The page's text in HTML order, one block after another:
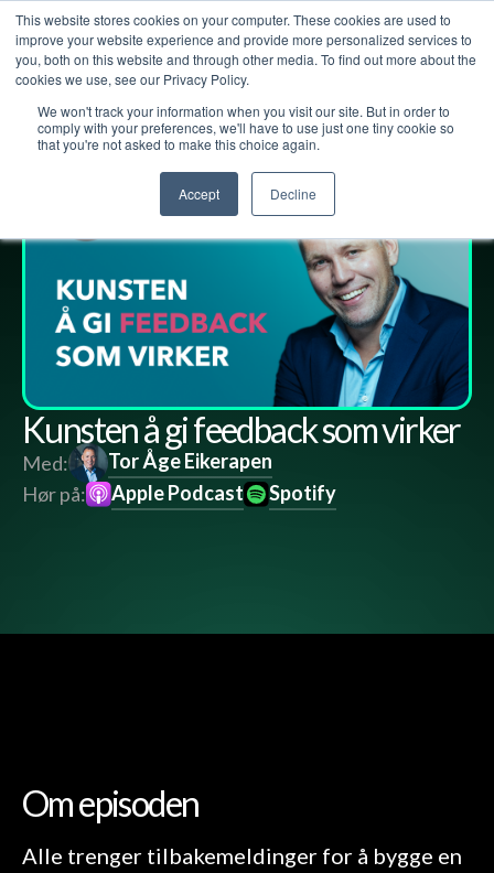
This website stores cookies on your computer. These cookies are used to
improve your website experience and provide more personalized services to
you, both on this website and through other media. To find out more about the
cookies we use, see our Privacy Policy.
We won't track your information when you visit our site. But in order to
comply with your preferences, we'll have to use just one tiny cookie so
that you're not asked to make this choice again.
Accept Decline
Lederpodden 18sep2020 34 Del
Kunsten å gi feedback som virker
Med:
Tor Åge Eikerapen
Hør på:
Apple Podcast Spotify
Om episoden
Alle trenger tilbakemeldinger for å bygge en